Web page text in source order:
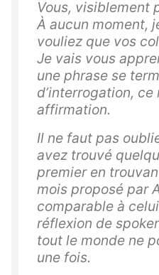
Vous, visiblement
À aucun moment,
vouliez que vos
Je vais vous
une phrase se
d’interrogation, ce
affirmation.
Il ne faut pas
avez trouvé
premier en
mois proposé par
comparable à
réflexion de
tout le monde ne
une fois.